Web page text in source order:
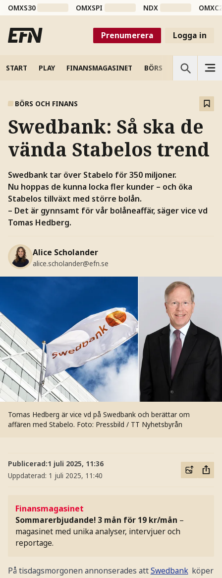
OMXS30 OMXSPI NDX
Prenumerera Logga in
START PLAY FINANSMAGASINET BÖRS VETENSKAP
BÖRS OCH FINANS
Swedbank: Så ska de
vända Stabelos trend
Swedbank tar över Stabelo för 350 miljoner.
Nu hoppas de kunna locka fler kunder – och öka
Stabelos tillväxt med större bolån.
– Det är gynnsamt för vår bolåneaffär, säger vice vd
Tomas Hedberg.
Alice Scholander
alice.scholander@efn.se
Tomas Hedberg är vice vd på Swedbank och berättar om
affären med Stabelo. Foto: Pressbild / TT Nyhetsbyrån
Publicerad:1 juli 2025, 11:36
Uppdaterad: 1 juli 2025, 11:40
Finansmagasinet
Sommarerbjudande! 3 mån för 19 kr/mån –
magasinet med unika analyser, intervjuer och
reportage.
På tisdagsmorgonen annonserades attSwedbank köper